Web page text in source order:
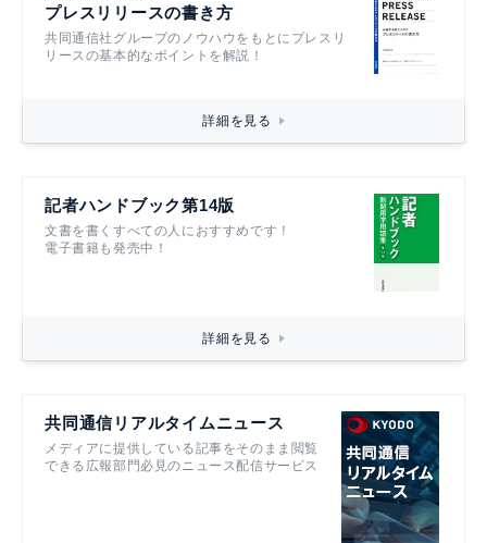
プレスリリースの書き方
共同通信社グループのノウハウをもとにプレスリ
リースの基本的なポイントを解説！
詳細を見る
記者ハンドブック第14版
文書を書くすべての人におすすめです！
電子書籍も発売中！
詳細を見る
共同通信リアルタイムニュース
メディアに提供している記事をそのまま閲覧
できる広報部門必見のニュース配信サービス